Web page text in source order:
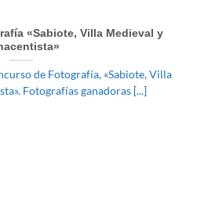
«Sabiote, Villa Medieval y
de Fotografía, «Sabiote, Villa
Fotografías ganadoras [...]